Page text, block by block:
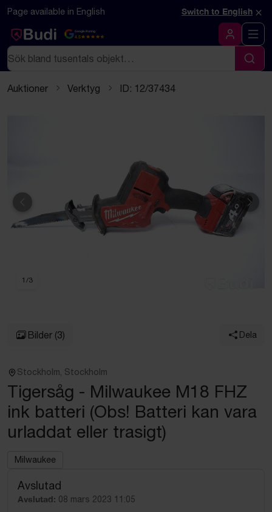
Hoppa till innehåll
Textbaserad (markdown) version av denna sida
Page available in English Switch to English ×
Google Rating
4.5
Logga in
Sök
Sök
Auktioner Verktyg ID: 12/37434
Föregående
1 /3
Bilder (3) Dela
Stockholm, Stockholm
Tigersåg - Milwaukee M18 FHZ
ink batteri (Obs! Batteri kan vara
urladdat eller trasigt)
Milwaukee
Avslutad
Avslutad: 08 mars 2023 11:05